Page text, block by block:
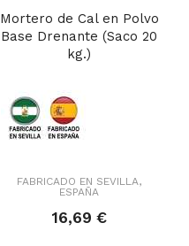
Mortero de Cal en Polvo
Base Drenante (Saco 20
kg.)
FABRICADO EN SEVILLA,
ESPAÑA
16,69 €